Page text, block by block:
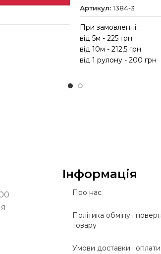
Артикул:1384-3
При замовленні:
від 5м - 225 грн
від 10м - 212,5 грн
від 1 рулону - 200 грн
Інформація
Про нас
Політика обміну і
товару
Умови доставки і оплати